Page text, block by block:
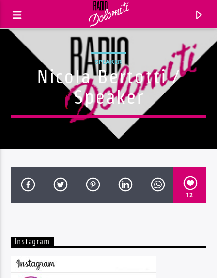
Traccia corrente
SPEAKER
Nicola Bertotti /
Speaker
12
Instagram